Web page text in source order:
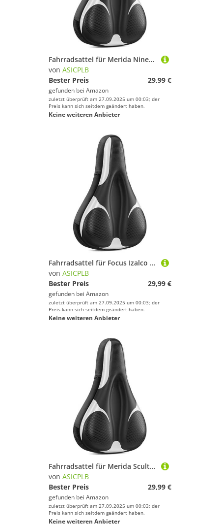
Fahrradsattel für Merida Ninety-Six 9 600 Ninety-SIX 9. 9000 Ninety-Six RC, Bequemer Stoßdämpfender PU-Fahrradsitzkissen, Atmungsaktiv Mountainbikesättel für Tägliche Reisen und Wandern
von ASICPLB
Bester Preis
29,99 €
gefunden bei Amazon
zuletzt überprüft am 27.09.2025 um 00:03; der
Preis kann sich seitdem geändert haben.
Keine weiteren Anbieter
Fahrradsattel für Focus Izalco Race Izalco Team SL Jam Jam² Jam2 Plus Pro, Bequemer Stoßdämpfender PU-Fahrradsitzkissen, Atmungsaktiv Mountainbikesättel für Tägliche Reisen und Wandern
von ASICPLB
Bester Preis
29,99 €
gefunden bei Amazon
zuletzt überprüft am 27.09.2025 um 00:03; der
Preis kann sich seitdem geändert haben.
Keine weiteren Anbieter
Fahrradsattel für Merida Scultura Endurance, Bequemer Stoßdämpfender PU-Fahrradsitzkissen, Atmungsaktiv Mountainbikesättel für Tägliche Reisen und Wandern, B
von ASICPLB
Bester Preis
29,99 €
gefunden bei Amazon
zuletzt überprüft am 27.09.2025 um 00:03; der
Preis kann sich seitdem geändert haben.
Keine weiteren Anbieter